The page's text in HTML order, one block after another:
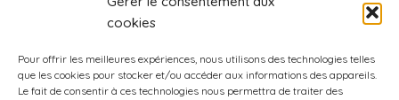
cookies
Pour offrir les meilleures expériences, nous utilisons des technologies telles
que les cookies pour stocker et/ou accéder aux informations des appareils.
Le fait de consentir à ces technologies nous permettra de traiter des
01 34 86 41 33
Nos horaires